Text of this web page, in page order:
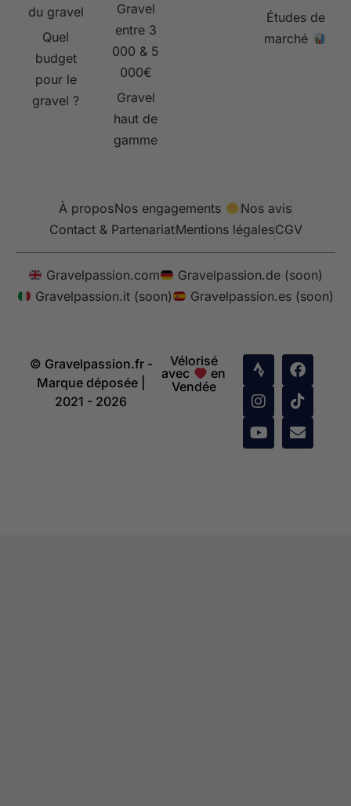
du gravel
Quel
budget
pour le
gravel ?
Gravel
entre 3
000 & 5
000€
Gravel
haut de
gamme
Études de
marché
À proposNos engagements
Nos avis
Contact & PartenariatMentions légalesCGV
Gravelpassion.com
Gravelpassion.de (soon)
Gravelpassion.it (soon)
Gravelpassion.es (soon)
© Gravelpassion.fr -
Marque déposée |
2021 - 2026
Vélorisé
avec
en
Vendée